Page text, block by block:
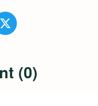
(0)